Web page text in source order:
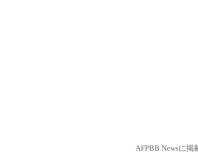
AFPBB Newsに